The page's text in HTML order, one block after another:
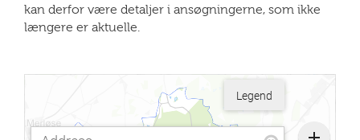
kan derfor være detaljer i ansøgningerne, som ikke
længere er aktuelle.